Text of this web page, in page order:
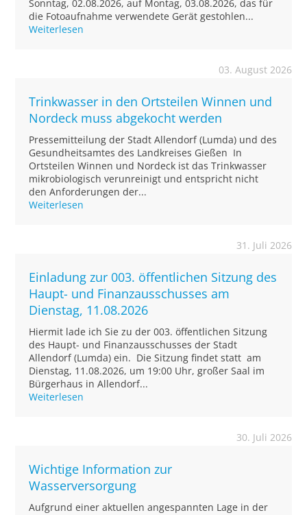
Sonntag, 02.08.2026, auf Montag, 03.08.2026, das für
die Fotoaufnahme verwendete Gerät gestohlen...
Weiterlesen
03. August 2026
Trinkwasser in den Ortsteilen Winnen und
Nordeck muss abgekocht werden
Pressemitteilung der Stadt Allendorf (Lumda) und des
Gesundheitsamtes des Landkreises Gießen In
Ortsteilen Winnen und Nordeck ist das Trinkwasser
mikrobiologisch verunreinigt und entspricht nicht
den Anforderungen der...
Weiterlesen
31. Juli 2026
Einladung zur 003. öffentlichen Sitzung des
Haupt- und Finanzausschusses am
Dienstag, 11.08.2026
Hiermit lade ich Sie zu der 003. öffentlichen Sitzung
des Haupt- und Finanzausschusses der Stadt
Allendorf (Lumda) ein. Die Sitzung findet statt am
Dienstag, 11.08.2026, um 19:00 Uhr, großer Saal im
Bürgerhaus in Allendorf...
Weiterlesen
30. Juli 2026
Wichtige Information zur
Wasserversorgung
Aufgrund einer aktuellen angespannten Lage in der